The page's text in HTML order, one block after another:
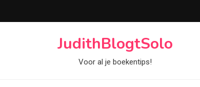
JudithBlogtSolo
Voor al je boekentips!